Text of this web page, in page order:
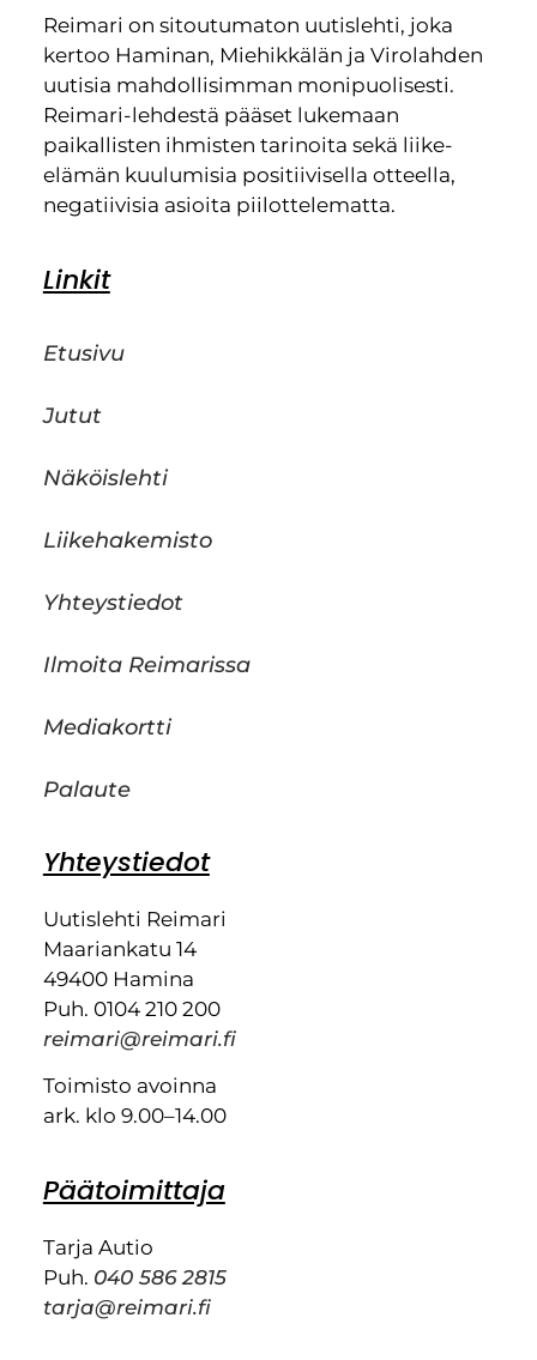
Reimari on sitoutumaton uutislehti, joka
kertoo Haminan, Miehikkälän ja Virolahden
uutisia mahdollisimman monipuolisesti.
Reimari-lehdestä pääset lukemaan
paikallisten ihmisten tarinoita sekä liike-
elämän kuulumisia positiivisella otteella,
negatiivisia asioita piilottelematta.
Linkit
Etusivu
Jutut
Näköislehti
Liikehakemisto
Yhteystiedot
Ilmoita Reimarissa
Mediakortti
Palaute
Yhteystiedot
Uutislehti Reimari
Maariankatu 14
49400 Hamina
Puh. 0104 210 200
reimari@reimari.fi
Toimisto avoinna
ark. klo 9.00–14.00
Päätoimittaja
Tarja Autio
Puh. 040 586 2815
tarja@reimari.fi